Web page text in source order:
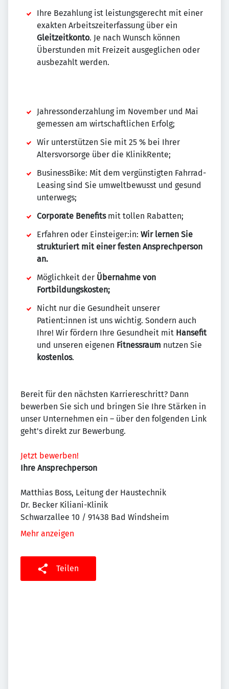
Ihre Bezahlung ist leistungsgerecht mit einer
exakten Arbeitszeiterfassung über ein
Gleitzeitkonto. Je nach Wunsch können
Überstunden mit Freizeit ausgeglichen oder
ausbezahlt werden.
Jahressonderzahlung im November und Mai
gemessen am wirtschaftlichen Erfolg;
Wir unterstützen Sie mit 25 % bei Ihrer
Altersvorsorge über die KlinikRente;
BusinessBike: Mit dem vergünstigten Fahrrad-
Leasing sind Sie umweltbewusst und gesund
unterwegs;
Corporate Benefits mit tollen Rabatten;
Erfahren oder Einsteiger:in: Wir lernen Sie
strukturiert mit einer festen Ansprechperson
an.
Möglichkeit der Übernahme von
Fortbildungskosten;
Nicht nur die Gesundheit unserer
Patient:innen ist uns wichtig. Sondern auch
Ihre! Wir fördern Ihre Gesundheit mit Hansefit
und unseren eigenen Fitnessraum nutzen Sie
kostenlos.
Bereit für den nächsten Karriereschritt? Dann
bewerben Sie sich und bringen Sie Ihre Stärken in
unser Unternehmen ein – über den folgenden Link
geht's direkt zur Bewerbung.
Jetzt bewerben!
Ihre Ansprechperson
Matthias Boss, Leitung der Haustechnik
Dr. Becker Kiliani-Klinik
Schwarzallee 10 / 91438 Bad Windsheim
Mehr anzeigen
Teilen